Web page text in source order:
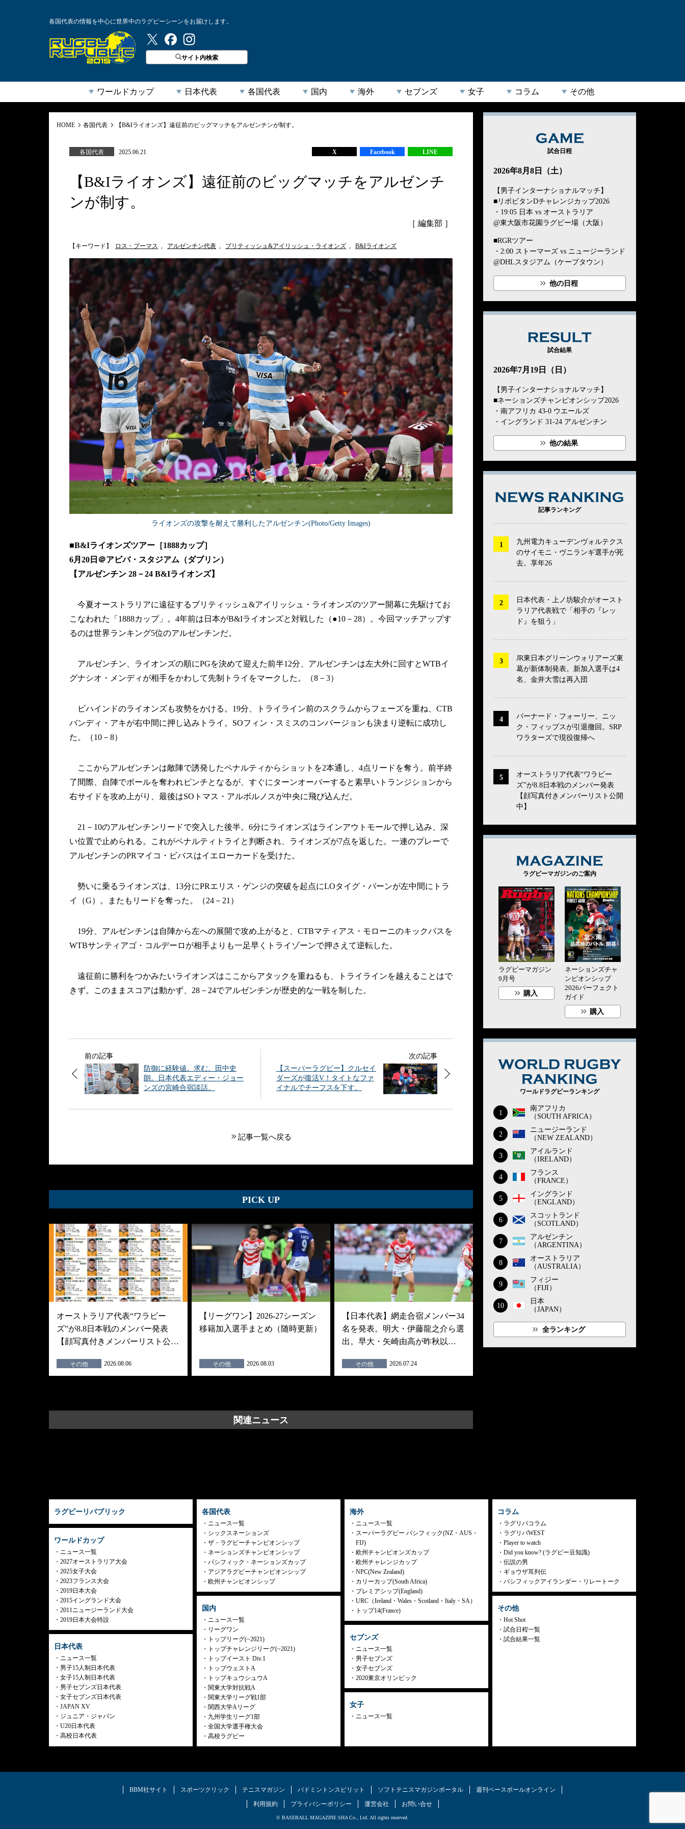
各国代表の情報を中心に世界中のラグビーシーンをお届けします。
ラグビーリパブリック
サイト内検索
ワールドカップ 日本代表 各国代表 国内 海外 セブンズ 女子 コラム その他
HOME 各国代表 【B&Iライオンズ】遠征前のビッグマッチをアルゼンチンが制す。
各国代表 2025.06.21 X Facebook LINE
【B&Iライオンズ】遠征前のビッグマッチをアルゼンチ
ンが制す。
［ 編集部 ］
【キーワード】 ロス・プーマス , アルゼンチン代表 , ブリティッシュ&アイリッシュ・ライオンズ , B&Iライオンズ
ライオンズの攻撃を耐えて勝利したアルゼンチン(Photo/Getty Images)
■B&Iライオンズツアー［1888カップ］
6月20日＠アビバ・スタジアム（ダブリン）
【アルゼンチン 28－24 B&Iライオンズ】
今夏オーストラリアに遠征するブリティッシュ&アイリッシュ・ライオンズのツアー開幕に先駆けてお
こなわれた「1888カップ」。4年前は日本がB&Iライオンズと対戦した（●10－28）。今回マッチアップす
るのは世界ランキング5位のアルゼンチンだ。
アルゼンチン、ライオンズの順にPGを決めて迎えた前半12分、アルゼンチンは左大外に回すとWTBイ
グナシオ・メンディが相手をかわして先制トライをマークした。（8－3）
ビハインドのライオンズも攻勢をかける。19分、トライライン前のスクラムからフェーズを重ね、CTB
バンディ・アキが右中間に押し込みトライ。SOフィン・スミスのコンバージョンも決まり逆転に成功し
た。（10－8）
ここからアルゼンチンは敵陣で誘発したペナルティからショットを2本通し、4点リードを奪う。前半終
了間際、自陣でボールを奪われピンチとなるが、すぐにターンオーバーすると素早いトランジションから
右サイドを攻め上がり、最後はSOトマス・アルボルノスが中央に飛び込んだ。
21－10のアルゼンチンリードで突入した後半。6分にライオンズはラインアウトモールで押し込み、深
い位置で止められる。これがペナルティトライと判断され、ライオンズが7点を返した。一連のプレーで
アルゼンチンのPRマイコ・ビバスはイエローカードを受けた。
勢いに乗るライオンズは、13分にPRエリス・ゲンジの突破を起点にLOタイグ・バーンが左中間にトラ
イ（G）。またもリードを奪った。（24－21）
19分、アルゼンチンは自陣から左への展開で攻め上がると、CTBマティアス・モローニのキックパスを
WTBサンティアゴ・コルデーロが相手よりも一足早くトライゾーンで押さえて逆転した。
遠征前に勝利をつかみたいライオンズはここからアタックを重ねるも、トライラインを越えることはで
きず。このままスコアは動かず、28－24でアルゼンチンが歴史的な一戦を制した。
前の記事
防御に経験値。求む、田中史
朗。日本代表エディー・ジョー
ンズの宮崎合宿談話。
次の記事
【スーパーラグビー】クルセイ
ダーズが復活V！タイトなファ
イナルでチーフスを下す。
記事一覧へ戻る
PICK UP
オーストラリア代表“ワラビー
ズ”が8.8日本戦のメンバー発表
【顔写真付きメンバーリスト公…
その他 2026.08.06
【リーグワン】2026-27シーズン
移籍加入選手まとめ（随時更新）
その他 2026.08.03
【日本代表】網走合宿メンバー34
名を発表。明大・伊藤龍之介ら選
出。早大・矢崎由高が昨秋以…
その他 2026.07.24
関連ニュース
GAME
試合日程
2026年8月8日（土）
【男子インターナショナルマッチ】
■リポビタンDチャレンジカップ2026
・19:05 日本 vs オーストラリア
@東大阪市花園ラグビー場（大阪）
■RGRツアー
・2:00 ストーマーズ vs ニュージーランド
@DHLスタジアム（ケープタウン）
他の日程
試合結果
2026年7月19日（日）
【男子インターナショナルマッチ】
■ネーションズチャンピオンシップ2026
・南アフリカ 43-0 ウエールズ
・イングランド 31-24 アルゼンチン
他の結果
記事ランキング
九州電力キューデンヴォルテクス
のサイモニ・ヴニランギ選手が死
去。享年26
日本代表・上ノ坊駿介がオースト
ラリア代表戦で「相手の『レッ
ド』を狙う」
JR東日本グリーンウォリアーズ東
葛が新体制発表。新加入選手は4
名、金井大雪は再入団
バーナード・フォーリー、ニッ
ク・フィップスが引退撤回。SRP
ワラターズで現役復帰へ
オーストラリア代表“ワラビー
ズ”が8.8日本戦のメンバー発表
【顔写真付きメンバーリスト公開
中】
ラグビーマガジンのご案内
ラグビーマガジン
9月号
購入
ネーションズチャ
ンピオンシップ
2026パーフェクト
ガイド
購入
ワールドラグビーランキング
1
南アフリカ
（SOUTH AFRICA）
2
ニュージーランド
（NEW ZEALAND）
3
アイルランド
（IRELAND）
4
フランス
（FRANCE）
5
イングランド
（ENGLAND）
6
スコットランド
（SCOTLAND）
7
アルゼンチン
（ARGENTINA）
8
オーストラリア
（AUSTRALIA）
9
フィジー
（FIJI）
10
日本
（JAPAN）
全ランキング
ラグビーリパブリック
ワールドカップ
ニュース一覧
2027オーストラリア大会
2025女子大会
2023フランス大会
2019日本大会
2015イングランド大会
2011ニュージーランド大会
2019日本大会特設
日本代表
ニュース一覧
男子15人制日本代表
女子15人制日本代表
男子セブンズ日本代表
女子セブンズ日本代表
JAPAN XV
ジュニア・ジャパン
U20日本代表
高校日本代表
各国代表
ニュース一覧
シックスネーションズ
ザ・ラグビーチャンピオンシップ
ネーションズチャンピオンシップ
パシフィック・ネーションズカップ
アジアラグビーチャンピオンシップ
欧州チャンピオンシップ
国内
ニュース一覧
リーグワン
トップリーグ(~2021)
トップチャレンジリーグ(~2021)
トップイースト Div.1
トップウェストA
トップキュウシュウA
関東大学対抗戦A
関東大学リーグ戦1部
関西大学Aリーグ
九州学生リーグ1部
全国大学選手権大会
高校ラグビー
海外
ニュース一覧
スーパーラグビー パシフィック(NZ・AUS・
FIJ)
欧州チャンピオンズカップ
欧州チャレンジカップ
NPC(New Zealand)
カリーカップ(South Africa)
プレミアシップ(England)
URC（Ireland・Wales・Scotland・Italy・SA）
トップ14(France)
セブンズ
ニュース一覧
男子セブンズ
女子セブンズ
2020東京オリンピック
女子
ニュース一覧
コラム
ラグリパコラム
ラグリパWEST
Player to watch
Did you know? (ラグビー豆知識)
伝説の男
ギョウザ耳列伝
パシフィックアイランダー・リレートーク
その他
Hot Shot
試合日程一覧
試合結果一覧
BBM社サイト スポーツクリック テニスマガジン バドミントンスピリット ソフトテニスマガジンポータル
週刊ベースボールオンライン
利用規約
プライバシーポリシー 運営会社 お問い合せ
© BASEBALL MAGAZINE SHA Co., Ltd. All rights reserved.